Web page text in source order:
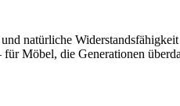
natürliche
Möbel, die Generationen